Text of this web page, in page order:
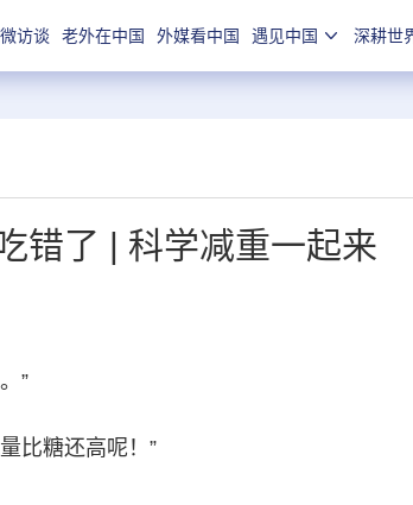
访谈 老外在中国 外媒看中国 遇见中国 深耕世
错了 | 科学减重一起来
”
比糖还高呢！”